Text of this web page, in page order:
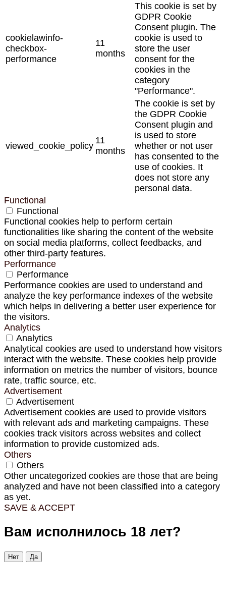
cookielawinfo-
checkbox-
performance
11
months
This cookie is set by
GDPR Cookie
Consent plugin. The
cookie is used to
store the user
consent for the
cookies in the
category
"Performance".
viewed_cookie_policy
11
months
The cookie is set by
the GDPR Cookie
Consent plugin and
is used to store
whether or not user
has consented to the
use of cookies. It
does not store any
personal data.
Functional
Functional
Functional cookies help to perform certain
functionalities like sharing the content of the website
on social media platforms, collect feedbacks, and
other third-party features.
Performance
Performance
Performance cookies are used to understand and
analyze the key performance indexes of the website
which helps in delivering a better user experience for
the visitors.
Analytics
Analytics
Analytical cookies are used to understand how visitors
interact with the website. These cookies help provide
information on metrics the number of visitors, bounce
rate, traffic source, etc.
Advertisement
Advertisement
Advertisement cookies are used to provide visitors
with relevant ads and marketing campaigns. These
cookies track visitors across websites and collect
information to provide customized ads.
Others
Others
Other uncategorized cookies are those that are being
analyzed and have not been classified into a category
as yet.
SAVE & ACCEPT
Вам исполнилось 18 лет?
Нет Да